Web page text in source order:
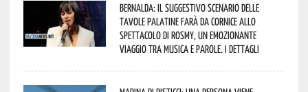
Bernalda: il suggestivo scenario delle
Tavole Palatine farà da cornice allo
spettacolo di Rosmy, un emozionante
viaggio tra musica e parole. I dettagli